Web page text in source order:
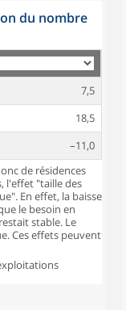
du nombre
7,5
18,5
–11,0
de résidences
l'effet "taille des
En effet, la baisse
le besoin en
stable. Le
Ces effets peuvent